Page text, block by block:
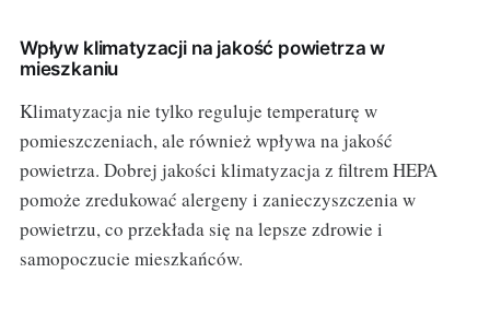
Wpływ klimatyzacji na jakość powietrza w
mieszkaniu
Klimatyzacja nie tylko reguluje temperaturę w
pomieszczeniach, ale również wpływa na jakość
powietrza. Dobrej jakości klimatyzacja z filtrem HEPA
pomoże zredukować alergeny i zanieczyszczenia w
powietrzu, co przekłada się na lepsze zdrowie i
samopoczucie mieszkańców.